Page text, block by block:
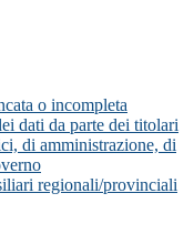
o incompleta
dati da parte dei titolari
di amministrazione, di
regionali/provinciali